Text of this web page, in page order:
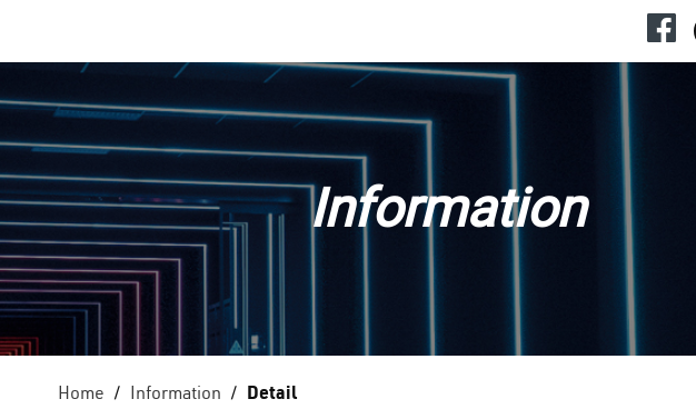
Information
Home Information Detail